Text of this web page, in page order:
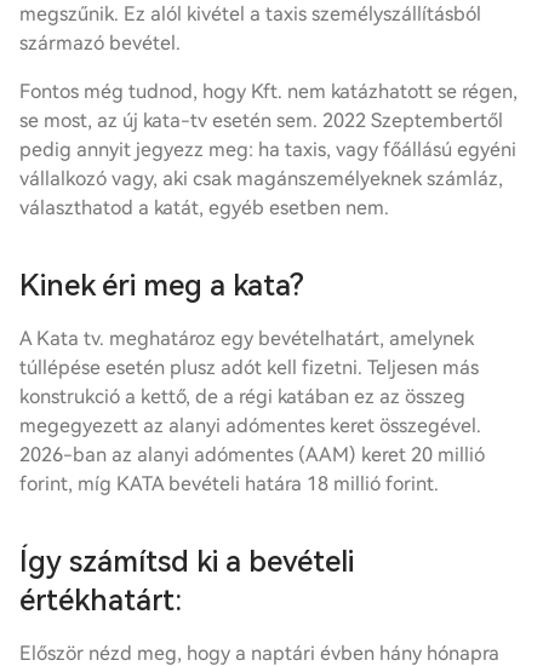
megszűnik. Ez alól kivétel a taxis személyszállításból
származó bevétel.
Fontos még tudnod, hogy Kft. nem katázhatott se régen,
se most, az új kata-tv esetén sem. 2022 Szeptembertől
pedig annyit jegyezz meg: ha taxis, vagy főállású egyéni
vállalkozó vagy, aki csak magánszemélyeknek számláz,
választhatod a katát, egyéb esetben nem.
Kinek éri meg a kata?
A Kata tv. meghatároz egy bevételhatárt, amelynek
túllépése esetén plusz adót kell fizetni. Teljesen más
konstrukció a kettő, de a régi katában ez az összeg
megegyezett az alanyi adómentes keret összegével.
2026-ban az alanyi adómentes (AAM) keret 20 millió
forint, míg KATA bevételi határa 18 millió forint.
Így számítsd ki a bevételi
értékhatárt:
Először nézd meg, hogy a naptári évben hány hónapra